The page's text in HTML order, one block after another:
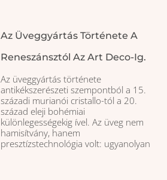
Az Üveggyártás Története A
Reneszánsztól Az Art Deco-Ig.
Az üveggyártás története
antikékszerészeti szempontból a 15.
századi murianói cristallo-tól a 20.
század eleji bohémiai
különlegességekig ível. Az üveg nem
hamisítvány, hanem
presztízstechnológia volt: ugyanolyan